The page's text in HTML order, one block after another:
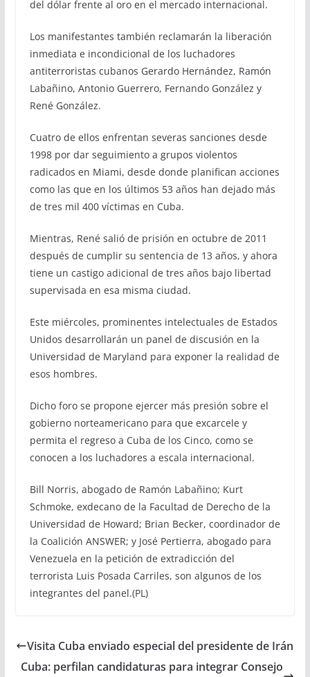
del dólar frente al oro en el mercado internacional.
Los manifestantes también reclamarán la liberación
inmediata e incondicional de los luchadores
antiterroristas cubanos Gerardo Hernández, Ramón
Labañino, Antonio Guerrero, Fernando González y
René González.
Cuatro de ellos enfrentan severas sanciones desde
1998 por dar seguimiento a grupos violentos
radicados en Miami, desde donde planifican acciones
como las que en los últimos 53 años han dejado más
de tres mil 400 víctimas en Cuba.
Mientras, René salió de prisión en octubre de 2011
después de cumplir su sentencia de 13 años, y ahora
tiene un castigo adicional de tres años bajo libertad
supervisada en esa misma ciudad.
Este miércoles, prominentes intelectuales de Estados
Unidos desarrollarán un panel de discusión en la
Universidad de Maryland para exponer la realidad de
esos hombres.
Dicho foro se propone ejercer más presión sobre el
gobierno norteamericano para que excarcele y
permita el regreso a Cuba de los Cinco, como se
conocen a los luchadores a escala internacional.
Bill Norris, abogado de Ramón Labañino; Kurt
Schmoke, exdecano de la Facultad de Derecho de la
Universidad de Howard; Brian Becker, coordinador de
la Coalición ANSWER; y José Pertierra, abogado para
Venezuela en la petición de extradicción del
terrorista Luis Posada Carriles, son algunos de los
integrantes del panel.(PL)
Visita Cuba enviado especial del presidente de Irán
Cuba: perfilan candidaturas para integrar Consejo